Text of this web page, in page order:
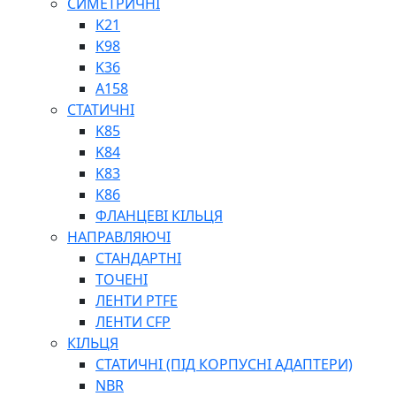
ШАРНІРНІ ПІДШИПНИКИ
ВУХА ГІДРОЦИЛІНДРА
ТРУБИ ХОНІНГОВАНІ
ШТОКИ ХРОМОВАНІ
МАСТИЛЬНЕ ОБЛАДНАННЯ
ПІСТОЛЕТИ
НАСОСИ ТА ПОМПИ
НАГНІТАЧІ
МУФТИ (НАСАДКИ) ДЛЯ ШПРИЦІВ
МАСЛЯНКИ, ЛІЙКИ
ПРЕС-МАСЛЯНКИ
K21
K98
K36
A158
СТАТИЧНІ
K85
K84
K83
K86
ФЛАНЦЕВІ КІЛЬЦЯ
НАПРАВЛЯЮЧІ
СТАНДАРТНІ
ТОЧЕНІ
ЛЕНТИ PTFE
ЛЕНТИ CFP
КІЛЬЦЯ
СТАТИЧНІ (ПІД КОРПУСНІ АДАПТЕРИ)
NBR